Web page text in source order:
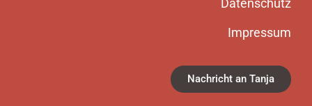
Datenschutz
Impressum
Nachricht an Tanja